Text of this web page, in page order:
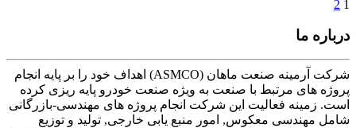
1
2
درباره ما
شرکت آرمینه صنعت ماهان (ASMCO) اهداف خود را بر پایه انجام
پروژه های مرتبط با صنعت به ویژه صنعت خودرو پایه ریزی کرده
است. زمینه فعالیت این شرکت انجام پروژه های مهندسی-بازرگانی
شامل مهندسی معکوس, امور منبع یابی خارجی, تولید و توزیع